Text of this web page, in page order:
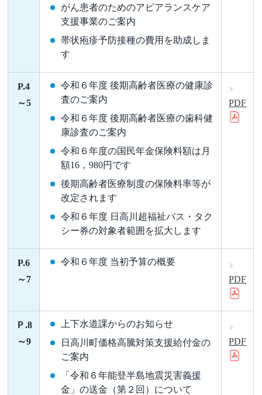
がん患者のためのアピアランスケア
支援事業のご案内
帯状疱疹予防接種の費用を助成しま
す
P.4
～5
令和６年度 後期高齢者医療の健康診
査のご案内
令和６年度 後期高齢者医療の歯科健
康診査のご案内
令和６年度の国民年金保険料額は月
額16，980円です
後期高齢者医療制度の保険料率等が
改定されます
令和６年度 日高川超福祉バス・タク
シー券の対象者範囲を拡大します
PDF
P.6
～7
令和６年度 当初予算の概要
PDF
Ｐ.8
～9
上下水道課からのお知らせ
日高川町価格高騰対策支援給付金の
ご案内
「令和６年能登半島地震災害義援
金」の送金（第２回）について
PDF